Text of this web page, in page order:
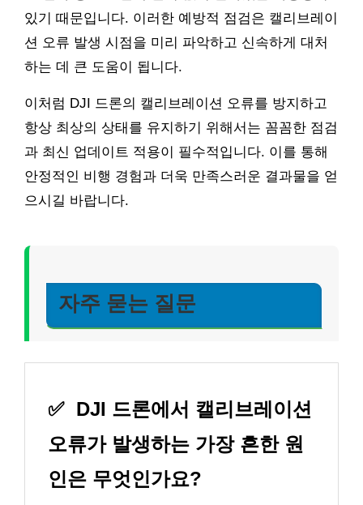
있기 때문입니다. 이러한 예방적 점검은 캘리브레이
션 오류 발생 시점을 미리 파악하고 신속하게 대처
하는 데 큰 도움이 됩니다.
이처럼 DJI 드론의 캘리브레이션 오류를 방지하고
항상 최상의 상태를 유지하기 위해서는 꼼꼼한 점검
과 최신 업데이트 적용이 필수적입니다. 이를 통해
안정적인 비행 경험과 더욱 만족스러운 결과물을 얻
으시길 바랍니다.
자주 묻는 질문
✅ DJI 드론에서 캘리브레이션
오류가 발생하는 가장 흔한 원
인은 무엇인가요?